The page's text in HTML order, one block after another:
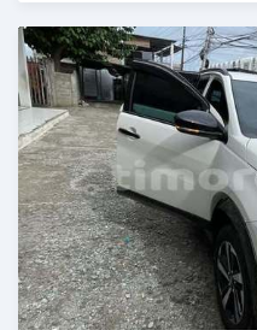
Publié il y a 21 jours